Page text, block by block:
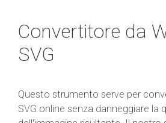
Convertitore da
SVG
Questo strumento serve per
SVG online senza danneggiare la